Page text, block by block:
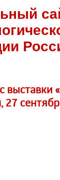
выставки
27